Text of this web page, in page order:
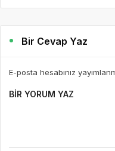
Bir Cevap Yaz
E-posta hesabınız
BIR YORUM YAZ